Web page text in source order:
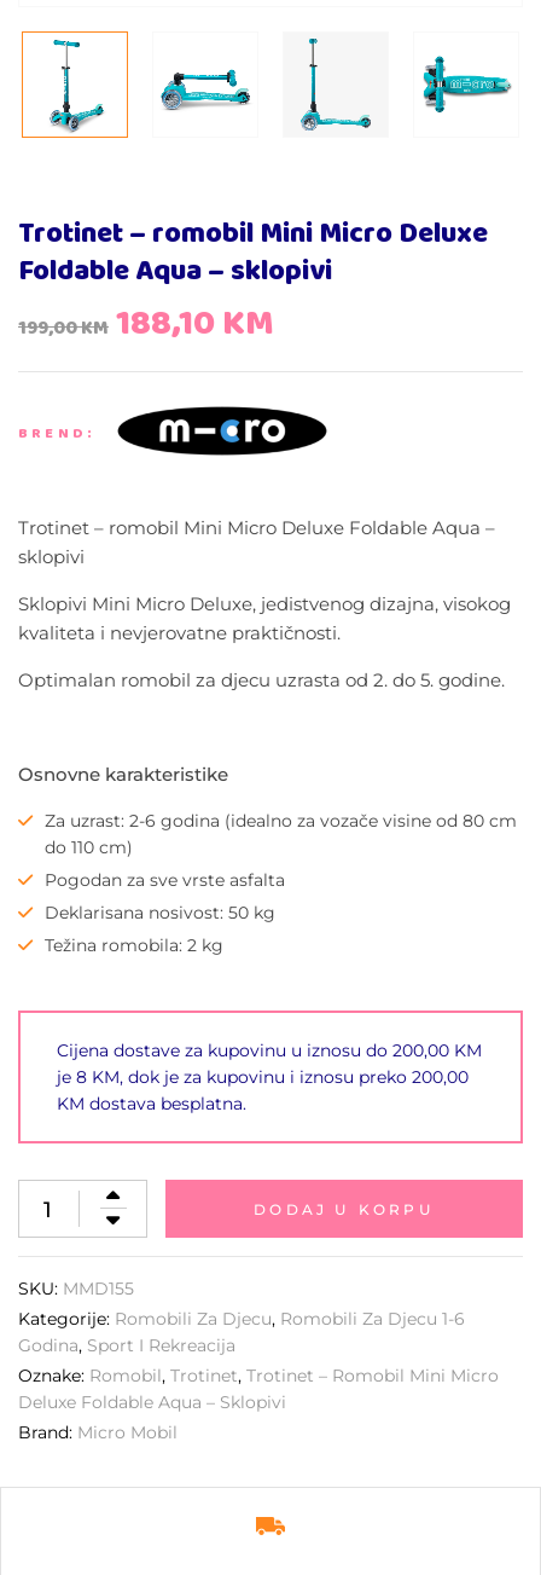
Trotinet – romobil Mini Micro Deluxe
Foldable Aqua – sklopivi
199,00KM 188,10KM
BREND:
Trotinet – romobil Mini Micro Deluxe Foldable Aqua –
sklopivi
Sklopivi Mini Micro Deluxe, jedistvenog dizajna, visokog
kvaliteta i nevjerovatne praktičnosti.
Optimalan romobil za djecu uzrasta od 2. do 5. godine.
Osnovne karakteristike
Za uzrast: 2-6 godina (idealno za vozače visine od 80 cm
do 110 cm)
Pogodan za sve vrste asfalta
Deklarisana nosivost: 50 kg
Težina romobila: 2 kg
Cijena dostave za kupovinu u iznosu do 200,00 KM
je 8 KM, dok je za kupovinu i iznosu preko 200,00
KM dostava besplatna.
DODAJ U KORPU
SKU: MMD155
Kategorije: Romobili Za Djecu, Romobili Za Djecu 1-6
Godina, Sport I Rekreacija
Oznake: Romobil, Trotinet, Trotinet – Romobil Mini Micro
Deluxe Foldable Aqua – Sklopivi
Brand: Micro Mobil